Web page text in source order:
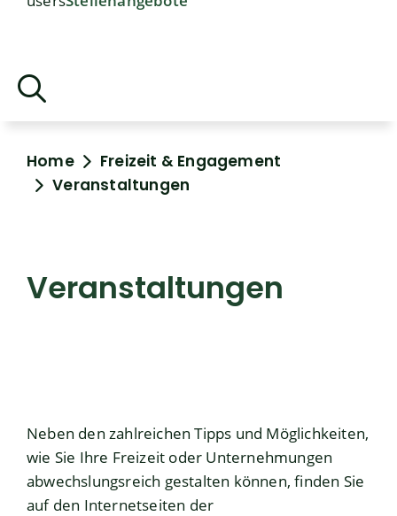
Home
Freizeit & Engagement
Veranstaltungen
Veranstaltungen
Neben den zahlreichen Tipps und Möglichkeiten,
wie Sie Ihre Freizeit oder Unternehmungen
abwechslungsreich gestalten können, finden Sie
auf den Internetseiten der